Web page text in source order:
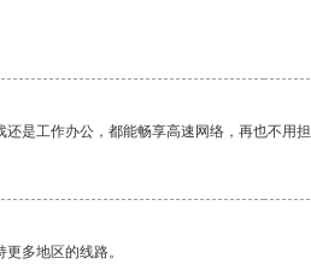
是工作办公，都能畅享高速网络，再也不用担
多地区的线路。